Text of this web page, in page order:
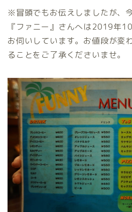
※冒頭でもお伝えしましたが、
『ファニー』さんへは2019年
お伺いしています。お値段が変
ることをご了承くださいませ。